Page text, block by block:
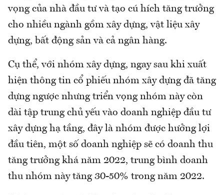
vọng của nhà đầu tư và tạo cú hích tăng trưởng
cho nhiều ngành gồm xây dựng, vật liệu xây
dựng, bất động sản và cả ngân hàng.
Cụ thể, với nhóm xây dựng, ngay sau khi xuất
hiện thông tin cổ phiếu nhóm xây dựng đã tăng
dựng ngược nhưng triển vọng nhóm này còn
dài tập trung chủ yếu vào doanh nghiệp đầu tư
xây dựng hạ tầng, đây là nhóm được hưởng lợi
đầu tiên, một số doanh nghiệp sẽ có doanh thu
tăng trưởng khá năm 2022, trung bình doanh
thu nhóm này tăng 30-50% trong năm 2022.